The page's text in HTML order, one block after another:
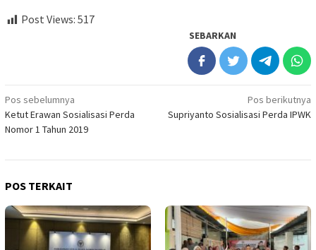
Post Views: 517
SEBARKAN
Navigasi
pos
Pos sebelumnya
Ketut Erawan Sosialisasi Perda
Nomor 1 Tahun 2019
Pos berikutnya
Supriyanto Sosialisasi Perda IPWK
POS TERKAIT